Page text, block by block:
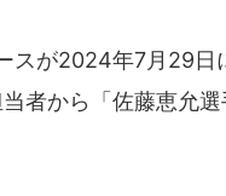
スが2024年7月29日
者から「佐藤恵允